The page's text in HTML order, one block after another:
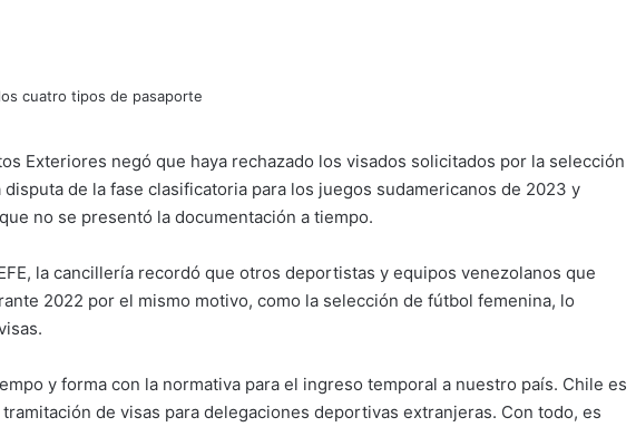
correo electrónico
Exteriores negó que haya rechazado los visados solicitados por la selección
disputa de la fase clasificatoria para los juegos sudamericanos de 2023 y
no se presentó la documentación a tiempo.
la cancillería recordó que otros deportistas y equipos venezolanos que
2022 por el mismo motivo, como la selección de fútbol femenina, lo
y forma con la normativa para el ingreso temporal a nuestro país. Chile es
de visas para delegaciones deportivas extranjeras. Con todo, es